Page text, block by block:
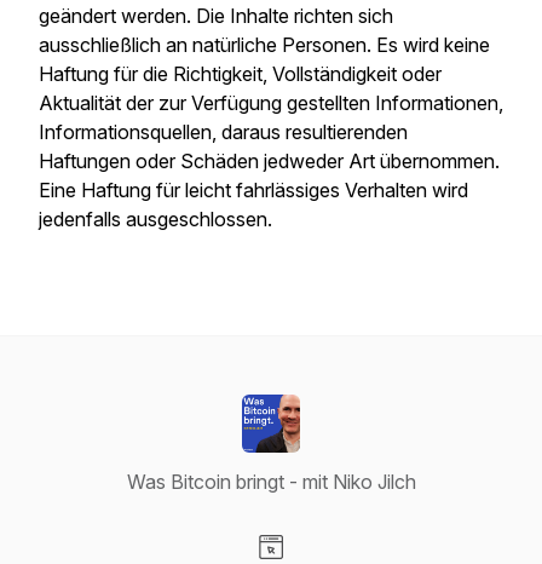
geändert werden. Die Inhalte richten sich
ausschließlich an natürliche Personen. Es wird keine
Haftung für die Richtigkeit, Vollständigkeit oder
Aktualität der zur Verfügung gestellten Informationen,
Informationsquellen, daraus resultierenden
Haftungen oder Schäden jedweder Art übernommen.
Eine Haftung für leicht fahrlässiges Verhalten wird
jedenfalls ausgeschlossen.
Was Bitcoin bringt - mit Niko Jilch